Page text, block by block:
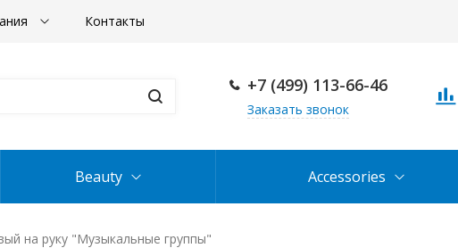
Контакты
+7 (499) 113-66-46
Заказать звонок
Beauty Accessories
на руку "Музыкальные группы"